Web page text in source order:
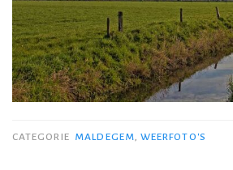
CATEGORIE MALDEGEM, WEERFOTO'S